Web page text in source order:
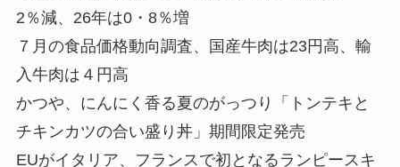
2％減、26年は0・8％増
７月の食品価格動向調査、国産牛肉は23円高、輸
入牛肉は４円高
かつや、にんにく香る夏のがっつり「トンテキと
チキンカツの合い盛り丼」期間限定発売
EUがイタリア、フランスで初となるランピースキ